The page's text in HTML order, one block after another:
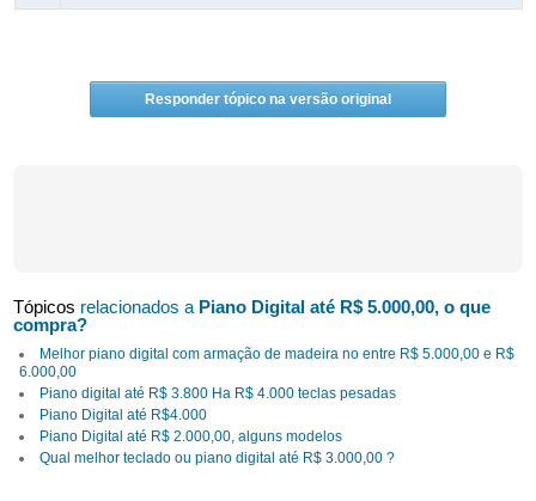
Responder tópico na versão original
Tópicos relacionados a Piano Digital até R$ 5.000,00, o que
compra?
Melhor piano digital com armação de madeira no entre R$ 5.000,00 e R$
6.000,00
Piano digital até R$ 3.800 Ha R$ 4.000 teclas pesadas
Piano Digital até R$4.000
Piano Digital até R$ 2.000,00, alguns modelos
Qual melhor teclado ou piano digital até R$ 3.000,00 ?